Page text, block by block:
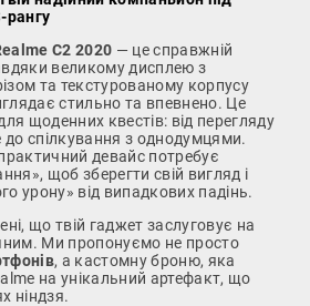
рангу
C2 2020 — це справжній
великому дисплею з
та текстурованому корпусу
стильно та впевнено. Це
щоденних квестів: від перегляду
до спілкування з однодумцями.
девайс потребує
щоб зберегти свій вигляд і
урону» від випадкових падінь.
що твій гаджет заслуговує на
Ми пропонуємо не просто
, а кастомну броню, яка
на унікальний артефакт, що
ніндзя.